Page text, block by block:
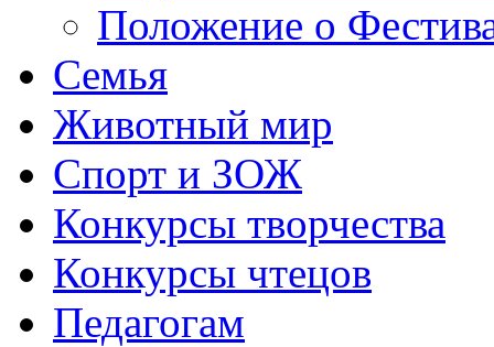
Положение о
Семья
Животный мир
Спорт и ЗОЖ
Конкурсы творчества
Конкурсы чтецов
Педагогам